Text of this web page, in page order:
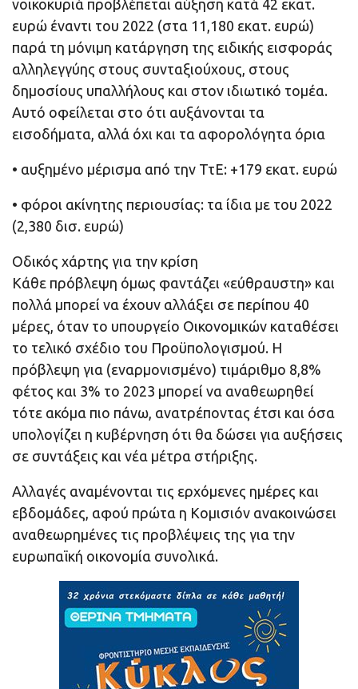
νοικοκυριά προβλέπεται αύξηση κατά 42 εκατ.
ευρώ έναντι του 2022 (στα 11,180 εκατ. ευρώ)
παρά τη μόνιμη κατάργηση της ειδικής εισφοράς
αλληλεγγύης στους συνταξιούχους, στους
δημοσίους υπαλλήλους και στον ιδιωτικό τομέα.
Αυτό οφείλεται στο ότι αυξάνονται τα
εισοδήματα, αλλά όχι και τα αφορολόγητα όρια
• αυξημένο μέρισμα από την ΤτΕ: +179 εκατ. ευρώ
• φόροι ακίνητης περιουσίας: τα ίδια με του 2022
(2,380 δισ. ευρώ)
Οδικός χάρτης για την κρίση
Κάθε πρόβλεψη όμως φαντάζει «εύθραυστη» και
πολλά μπορεί να έχουν αλλάξει σε περίπου 40
μέρες, όταν το υπουργείο Οικονομικών καταθέσει
το τελικό σχέδιο του Προϋπολογισμού. Η
πρόβλεψη για (εναρμονισμένο) τιμάριθμο 8,8%
φέτος και 3% το 2023 μπορεί να αναθεωρηθεί
τότε ακόμα πιο πάνω, ανατρέποντας έτσι και όσα
υπολογίζει η κυβέρνηση ότι θα δώσει για αυξήσεις
σε συντάξεις και νέα μέτρα στήριξης.
Αλλαγές αναμένονται τις ερχόμενες ημέρες και
εβδομάδες, αφού πρώτα η Κομισιόν ανακοινώσει
αναθεωρημένες τις προβλέψεις της για την
ευρωπαϊκή οικονομία συνολικά.